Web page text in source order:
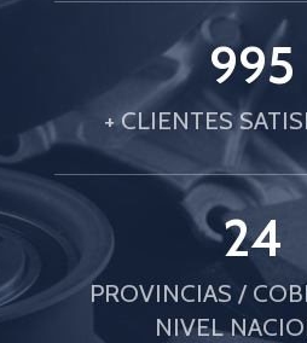
1000
+ CLIENTES
24
PROVINCIAS /
NIVEL